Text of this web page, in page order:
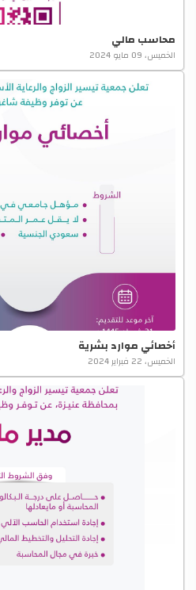
محاسب مالي
الخميس، 09 مايو 2024
أخصائي موارد بشرية
الخميس، 22 فبراير 2024